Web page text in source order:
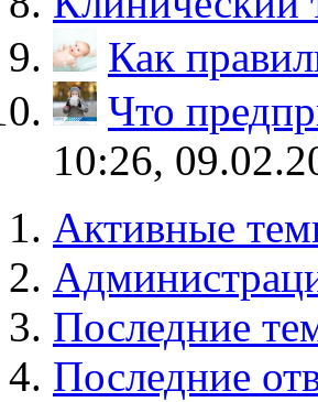
Как
Что
10:26,
Активные
Последние
Последние